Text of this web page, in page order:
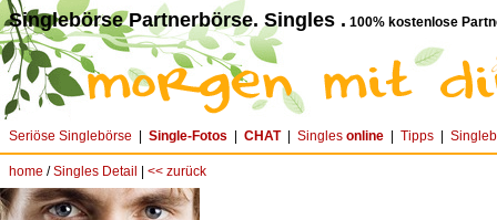
Singlebörse Partnerbörse. Singles . 100% kostenlose
Seriöse Singlebörse Single-Fotos CHAT| Singles online Tipps
home /Singles Detail << zurück